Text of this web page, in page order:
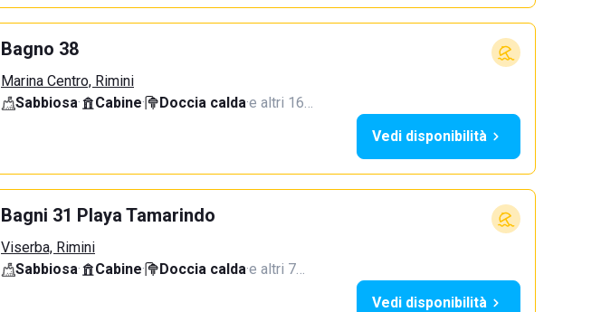
Bagno 38
Marina Centro, Rimini
Sabbiosa· Cabine· Doccia calda·e altri 16…
Vedi disponibilità
Bagni 31 Playa Tamarindo
Viserba, Rimini
Sabbiosa· Cabine· Doccia calda·e altri 7…
Vedi disponibilità